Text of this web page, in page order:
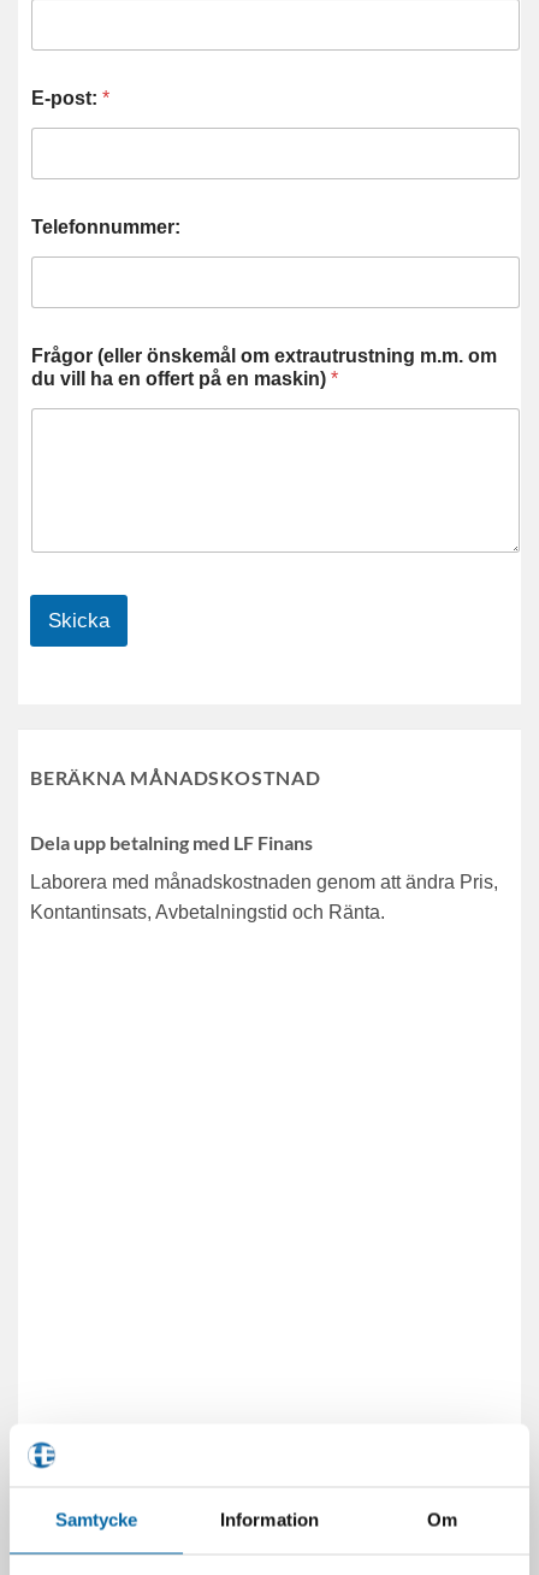
Samtycke Information Om
E-post: *
Telefonnummer:
Frågor (eller önskemål om extrautrustning m.m. om
du vill ha en offert på en maskin) *
Skicka
BERÄKNA MÅNADSKOSTNAD
Dela upp betalning med LF Finans
Laborera med månadskostnaden genom att ändra Pris,
Kontantinsats, Avbetalningstid och Ränta.